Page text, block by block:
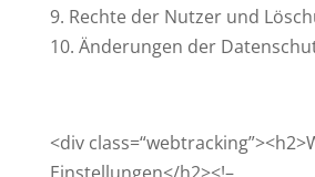
9. Rechte der Nutzer und
10. Ände­rungen der
<div